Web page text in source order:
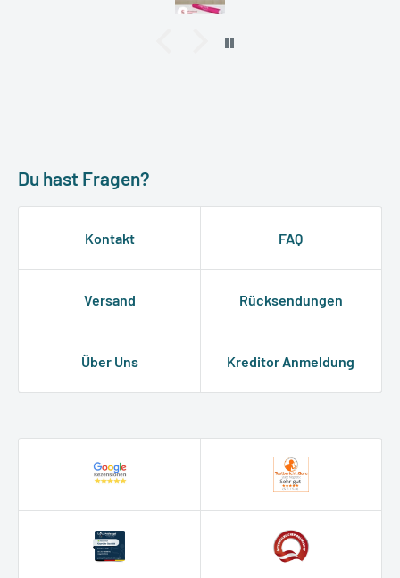
Du hast Fragen?
Kontakt FAQ
Versand Rücksendungen
Über Uns Kreditor Anmeldung